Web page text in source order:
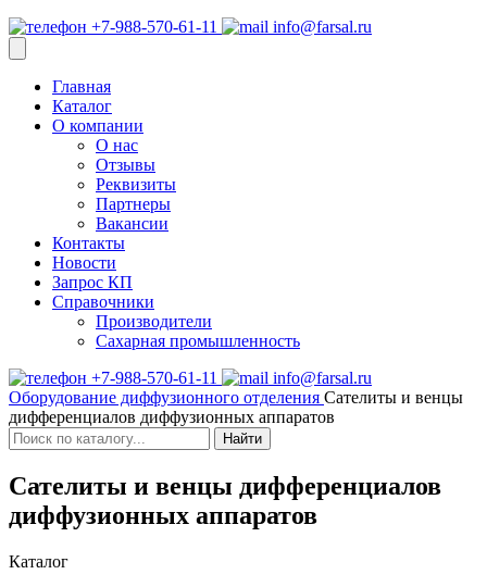
+7-988-570-61-11
info@farsal.ru
Главная
Каталог
О компании
О нас
Отзывы
Реквизиты
Партнеры
Вакансии
Контакты
Новости
Запрос КП
Справочники
Производители
Сахарная промышленность
+7-988-570-61-11
info@farsal.ru
Оборудование диффузионного отделения Сателиты и венцы
дифференциалов диффузионных аппаратов
Найти
Сателиты и венцы дифференциалов
диффузионных аппаратов
Каталог